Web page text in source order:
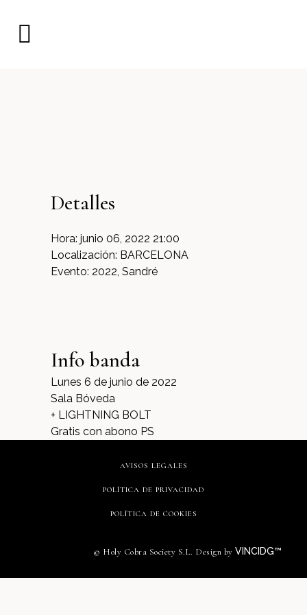
Detalles
Hora: junio 06, 2022 21:00
Localización: BARCELONA
Evento: 2022, Sandré
Info banda
Lunes 6 de junio de 2022
Sala Bóveda
+ LIGHTNING BOLT
Gratis con abono PS
AVISOS LEGALES
POLÍTICA DE PRIVACIDAD
POLÍTICA DE COOKIES
© Holy Cobra Society S.L. Design by VINCIDG™